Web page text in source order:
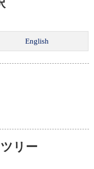
リー